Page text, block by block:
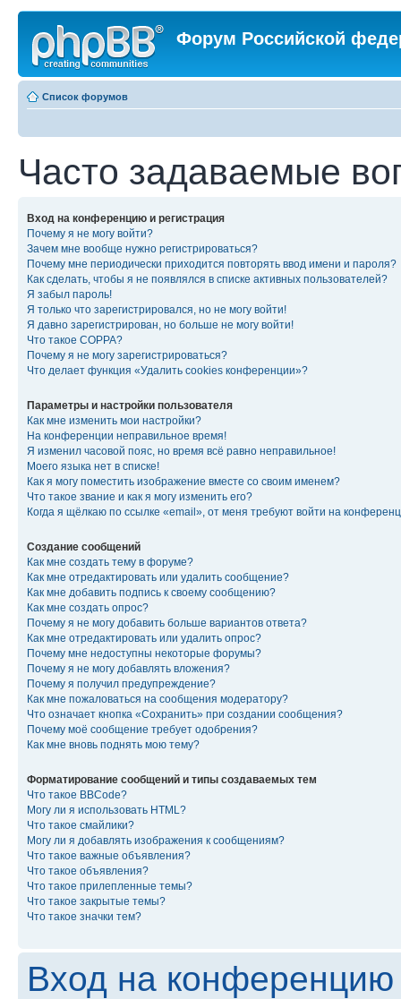
Форум Российской
Список форумов
Часто задаваемые
Вход на конференцию и регистрация
Почему я не могу войти?
Зачем мне вообще нужно регистрироваться?
Почему мне периодически приходится повторять ввод имени и пароля?
Как сделать, чтобы я не появлялся в списке активных пользователей?
Я забыл пароль!
Я только что зарегистрировался, но не могу войти!
Я давно зарегистрирован, но больше не могу войти!
Что такое COPPA?
Почему я не могу зарегистрироваться?
Что делает функция «Удалить cookies конференции»?
Параметры и настройки пользователя
Как мне изменить мои настройки?
На конференции неправильное время!
Я изменил часовой пояс, но время всё равно неправильное!
Моего языка нет в списке!
Как я могу поместить изображение вместе со своим именем?
Что такое звание и как я могу изменить его?
Когда я щёлкаю по ссылке «email», от меня требуют войти на
Создание сообщений
Как мне создать тему в форуме?
Как мне отредактировать или удалить сообщение?
Как мне добавить подпись к своему сообщению?
Как мне создать опрос?
Почему я не могу добавить больше вариантов ответа?
Как мне отредактировать или удалить опрос?
Почему мне недоступны некоторые форумы?
Почему я не могу добавлять вложения?
Почему я получил предупреждение?
Как мне пожаловаться на сообщения модератору?
Что означает кнопка «Сохранить» при создании сообщения?
Почему моё сообщение требует одобрения?
Как мне вновь поднять мою тему?
Форматирование сообщений и типы создаваемых тем
Что такое BBCode?
Могу ли я использовать HTML?
Что такое смайлики?
Могу ли я добавлять изображения к сообщениям?
Что такое важные объявления?
Что такое объявления?
Что такое прилепленные темы?
Что такое закрытые темы?
Что такое значки тем?
Вход на конференцию